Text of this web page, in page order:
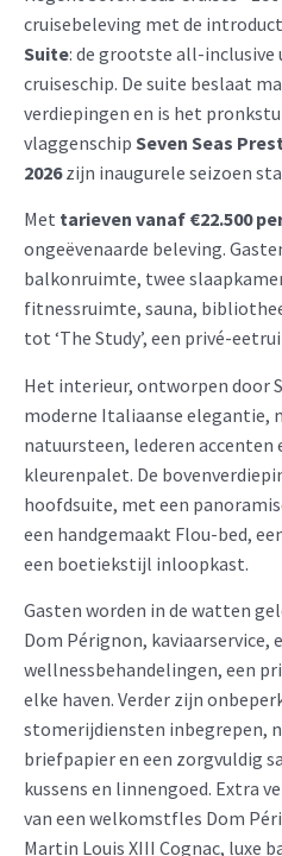
cruisebeleving met de
Suite: de grootste all-
cruiseschip. De suite beslaat
verdiepingen en is het
vlaggenschip Seven Seas
2026zijn inaugurele seizoen
Met tarieven vanaf €22.500
ongeëvenaarde beleving.
balkonruimte, twee
fitnessruimte, sauna,
tot ‘The Study’, een privé-
Het interieur, ontworpen door
moderne Italiaanse elegantie,
natuursteen, lederen accenten
kleurenpalet. De
hoofdsuite, met een
een handgemaakt Flou-bed,
een boetiekstijl inloopkast.
Gasten worden in de watten
Dom Pérignon, kaviaarservice,
wellnessbehandelingen, een
elke haven. Verder zijn
stomerijdiensten inbegrepen,
briefpapier en een zorgvuldig
kussens en linnengoed. Extra
van een welkomstfles Dom
Martin Louis XIII Cognac, luxe